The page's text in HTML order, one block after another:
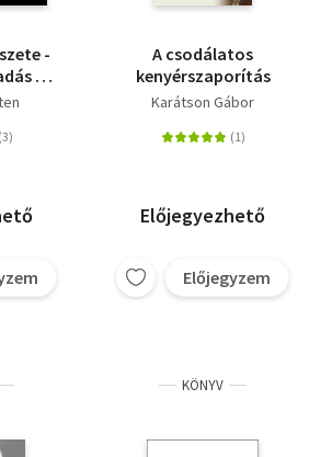
-
- A
és
A csodálatos
kenyérszaporítás
Karátson Gábor
Előjegyezhető
Előjegyzem
KÖNYV